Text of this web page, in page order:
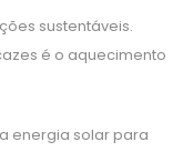
sustentáveis.
é o aquecimento
energia solar para